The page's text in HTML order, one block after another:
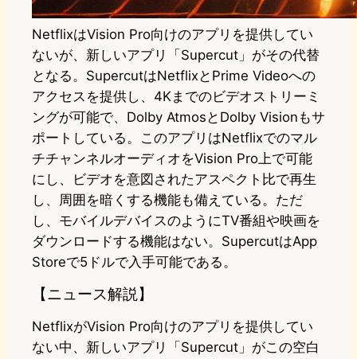
NetflixはVision Pro向けのアプリを提供してい
ないが、新しいアプリ「Supercut」がその代替
となる。SupercutはNetflixとPrime Videoへの
アクセスを提供し、4Kまでのビデオストリーミ
ングが可能で、Dolby AtmosとDolby Visionもサ
ポートしている。このアプリはNetflixでのマル
チチャンネルオーディオをVision Pro上で可能
にし、ビデオを意図されたアスペクト比で再生
し、周囲を暗くする機能も備えている。ただ
し、モバイルデバイスのようにTV番組や映画を
ダウンロードする機能はない。SupercutはApp
Storeで5ドルで入手可能である。
【ニュース解説】
NetflixがVision Pro向けのアプリを提供してい
ない中、新しいアプリ「Supercut」がこの空白